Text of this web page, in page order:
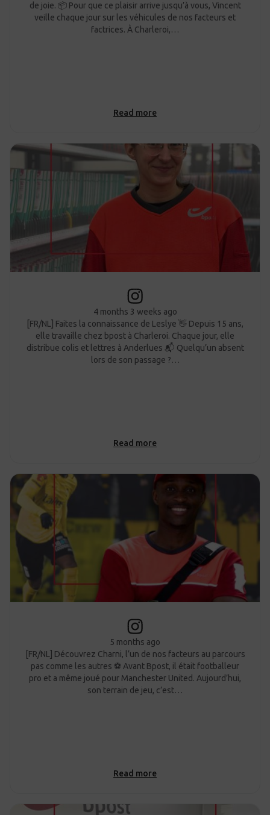
de joie. 📦 Pour que ce plaisir arrive jusqu’à vous, Vincent
veille chaque jour sur les véhicules de nos facteurs et
factrices. À Charleroi,…
Read more
4 months 3 weeks ago
[FR/NL] Faites la connaissance de Leslye 👋 Depuis 15 ans,
elle travaille chez bpost à Charleroi. Chaque jour, elle
distribue colis et lettres à Anderlues 📬 Quelqu’un absent
lors de son passage ?…
Read more
5 months ago
[FR/NL] Découvrez Charni, l’un de nos facteurs au parcours
pas comme les autres ⚽ Avant Bpost, il était footballeur
pro et a même joué pour Manchester United. Aujourd’hui,
son terrain de jeu, c’est…
Read more